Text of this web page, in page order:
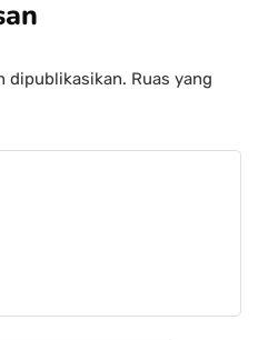
dipublikasikan. Ruas yang